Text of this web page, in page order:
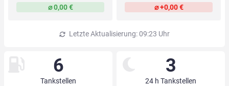
⌀ 0,00 € ⌀ +0,00 €
Letzte Aktualisierung: 09:23 Uhr
6
Tankstellen
3
24 h Tankstellen